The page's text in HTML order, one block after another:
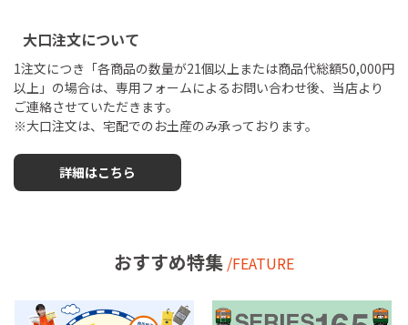
大口注文について
1注文につき「各商品の数量が21個以上または商品代総額50,000円
以上」の場合は、専用フォームによるお問い合わせ後、当店より
ご連絡させていただきます。
※大口注文は、宅配でのお土産のみ承っております。
詳細はこちら
おすすめ特集 /FEATURE